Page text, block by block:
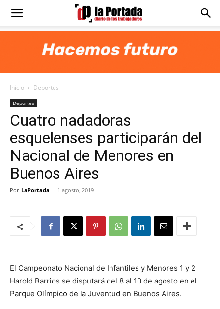
Diario
Portada
Inicio Deportes
Deportes
Cuatro nadadoras
esquelenses participarán del
Nacional de Menores en
Buenos Aires
Por LaPortada - 1 agosto, 2019
El Campeonato Nacional de Infantiles y Menores 1 y 2
Harold Barrios se disputará del 8 al 10 de agosto en el
Parque Olímpico de la Juventud en Buenos Aires.